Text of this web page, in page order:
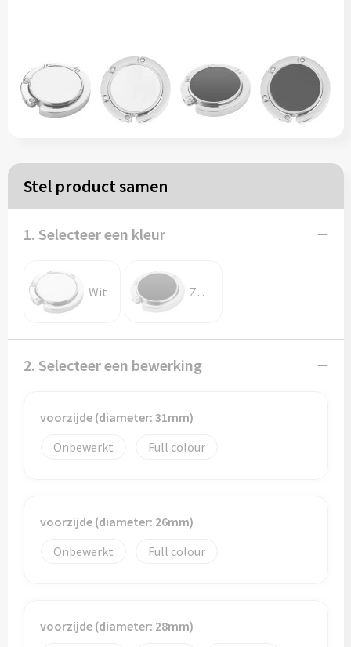
Reistassen
Zakelijk
Schoudertassen
Schrijf & papierwaren
Potloden
Zelfklevende memo's
Mappen
Stel product samen
1. Selecteer een kleur
Wit Zwart
2. Selecteer een bewerking
voorzijde (diameter: 31mm)
Onbewerkt
Full colour
voorzijde (diameter: 26mm)
Onbewerkt
Full colour
voorzijde (diameter: 28mm)